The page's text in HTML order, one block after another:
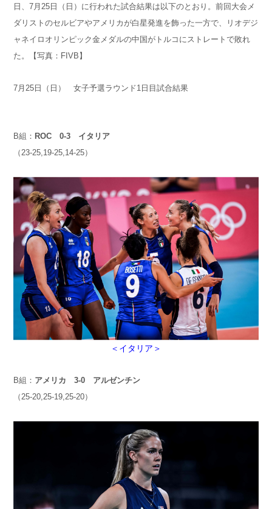
日、7月25日（日）に行われた試合結果は以下のとおり。前回大会メ
ダリストのセルビアやアメリカが白星発進を飾った一方で、リオデジ
ャネイロオリンピック金メダルの中国がトルコにストレートで敗れ
た。【写真：FIVB】
7月25日（日） 女子予選ラウンド1日目試合結果
B組： ROC 0-3 イタリア
（23-25,19-25,14-25）
＜イタリア＞
B組： アメリカ 3-0 アルゼンチン
（25-20,25-19,25-20）